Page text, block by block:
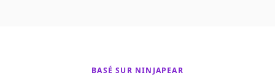
BASÉ SUR NINJAPEAR